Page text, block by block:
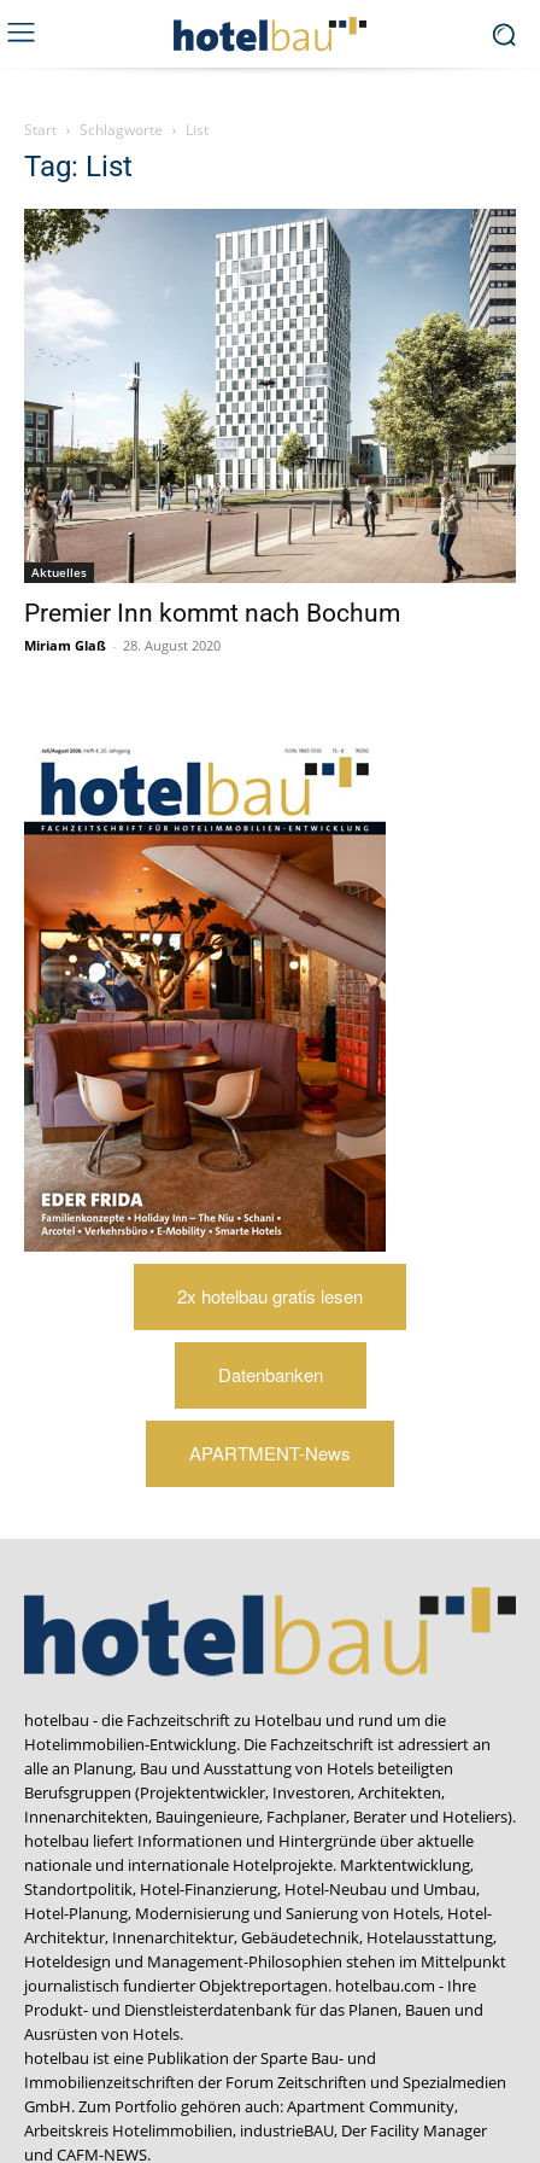
Start Schlagworte List
Tag: List
Aktuelles
Premier Inn kommt nach Bochum
Miriam Glaß - 28. August 2020
2x hotelbau gratis lesen
Datenbanken
APARTMENT-News
hotelbau - die Fachzeitschrift zu Hotelbau und rund um die
Hotelimmobilien-Entwicklung. Die Fachzeitschrift ist adressiert an
alle an Planung, Bau und Ausstattung von Hotels beteiligten
Berufsgruppen (Projektentwickler, Investoren, Architekten,
Innenarchitekten, Bauingenieure, Fachplaner, Berater und Hoteliers).
hotelbau liefert Informationen und Hintergründe über aktuelle
nationale und internationale Hotelprojekte. Marktentwicklung,
Standortpolitik, Hotel-Finanzierung, Hotel-Neubau und Umbau,
Hotel-Planung, Modernisierung und Sanierung von Hotels, Hotel-
Architektur, Innenarchitektur, Gebäudetechnik, Hotelausstattung,
Hoteldesign und Management-Philosophien stehen im Mittelpunkt
journalistisch fundierter Objektreportagen. hotelbau.com - Ihre
Produkt- und Dienstleisterdatenbank für das Planen, Bauen und
Ausrüsten von Hotels.
hotelbau ist eine Publikation der Sparte Bau- und
Immobilienzeitschriften der Forum Zeitschriften und Spezialmedien
GmbH. Zum Portfolio gehören auch:Apartment Community,
Arbeitskreis Hotelimmobilien, industrieBAU, Der Facility Manager
und CAFM-NEWS.